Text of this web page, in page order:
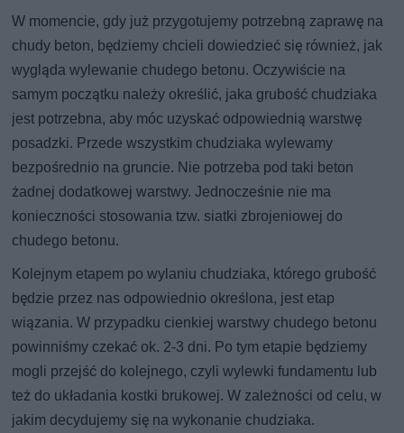
W momencie, gdy już przygotujemy potrzebną zaprawę na
chudy beton, będziemy chcieli dowiedzieć się również, jak
wygląda wylewanie chudego betonu. Oczywiście na
samym początku należy określić, jaka grubość chudziaka
jest potrzebna, aby móc uzyskać odpowiednią warstwę
posadzki. Przede wszystkim chudziaka wylewamy
bezpośrednio na gruncie. Nie potrzeba pod taki beton
żadnej dodatkowej warstwy. Jednocześnie nie ma
konieczności stosowania tzw. siatki zbrojeniowej do
chudego betonu.
Kolejnym etapem po wylaniu chudziaka, którego grubość
będzie przez nas odpowiednio określona, jest etap
wiązania. W przypadku cienkiej warstwy chudego betonu
powinniśmy czekać ok. 2-3 dni. Po tym etapie będziemy
mogli przejść do kolejnego, czyli wylewki fundamentu lub
też do układania kostki brukowej. W zależności od celu, w
jakim decydujemy się na wykonanie chudziaka.